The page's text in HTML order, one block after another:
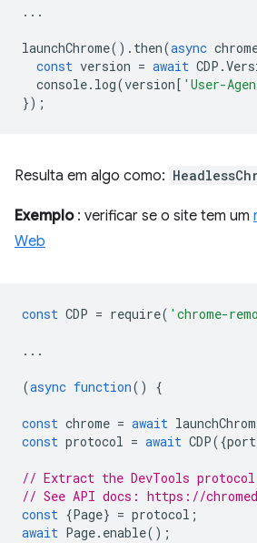
...
launchChrome(). then(async
const version = await CDP .
console. log(version[ 'User-
});
Resulta em algo como:
Exemplo: verificar se o site tem um
Web
const CDP = require( 'chrome-
...
(async function() {
const chrome = await
const protocol = await CDP({port
// Extract the DevTools protocol
// See API docs: https://
const {Page} = protocol ;
await Page. enable();